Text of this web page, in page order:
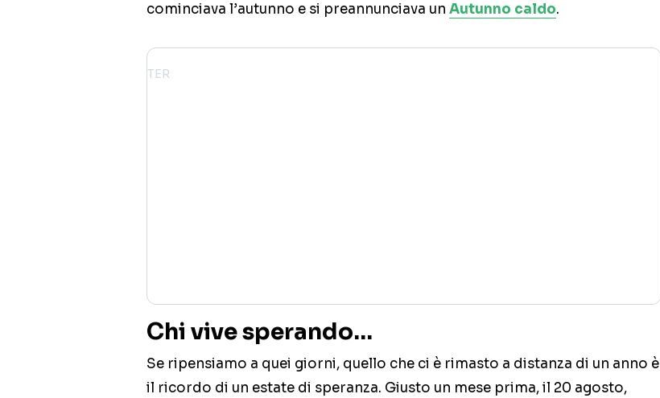
cominciava l’autunno e si preannunciava un Autunno caldo.
Chi vive sperando…
Se ripensiamo a quei giorni, quello che ci è rimasto a distanza di un anno è
il ricordo di un estate di speranza. Giusto un mese prima, il 20 agosto,